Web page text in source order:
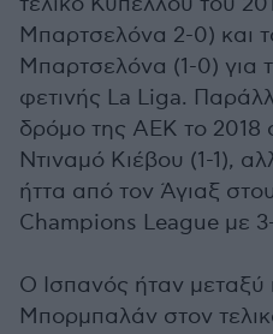
Μπαρτσελόνα 2-0) και
Μπαρτσελόνα (1-0) για
φετινής La Liga.
δρόμο της ΑΕΚ το 2018
Ντιναμό Κιέβου (1-1),
ήττα από τον Άγιαξ
Champions League με
Ο Ισπανός ήταν
Μπορμπαλάν στον